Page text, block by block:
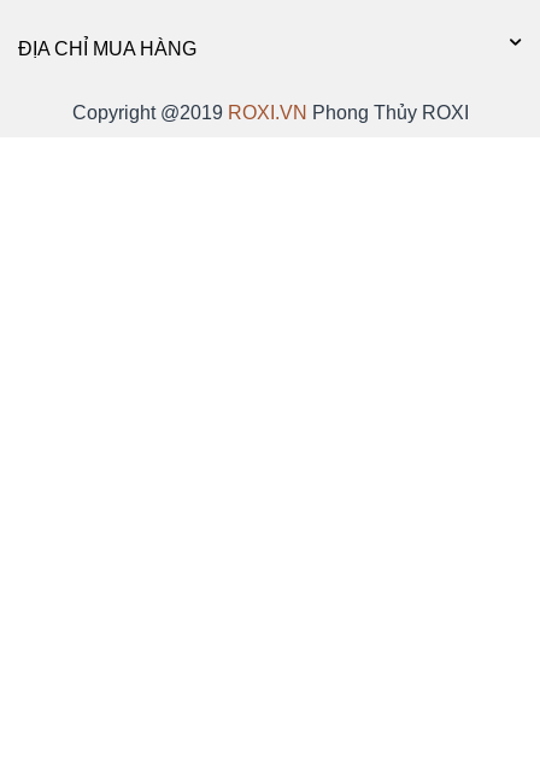
ĐỊA CHỈ MUA HÀNG
Copyright @2019 ROXI.VN Phong Thủy ROXI